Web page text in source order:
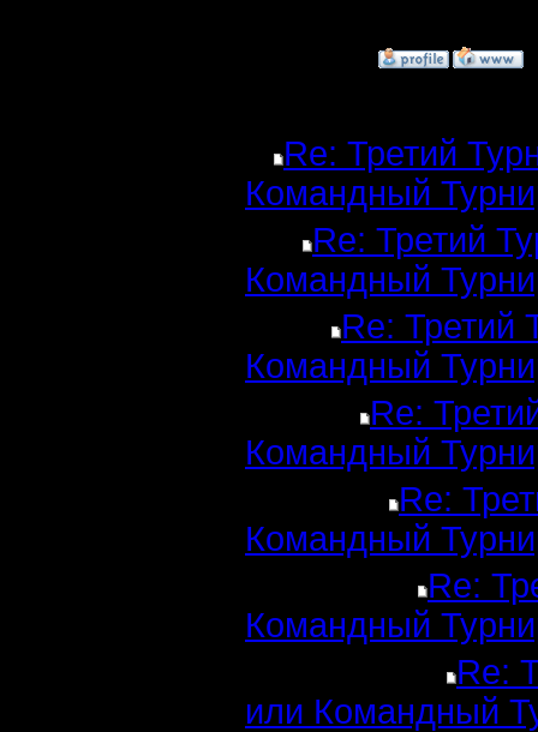
Re: Третий
Командный
Re: Третий
Командный
Re: Третий
Командный
Re:
Командный
Re:
Командный
Re:
Командный
Re:
или Командный